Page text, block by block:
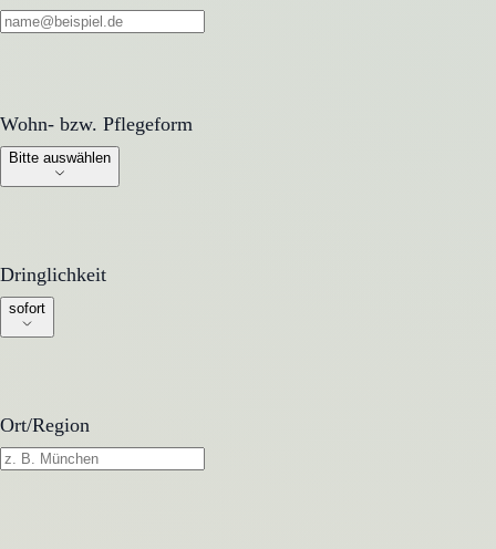
Wohn- bzw. Pflegeform
Wohn- bzw. Pflegeform
Bitte auswählen
Dringlichkeit
Dringlichkeit
sofort
Ort/Region